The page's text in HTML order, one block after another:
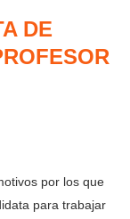
DE
por los que
para trabajar